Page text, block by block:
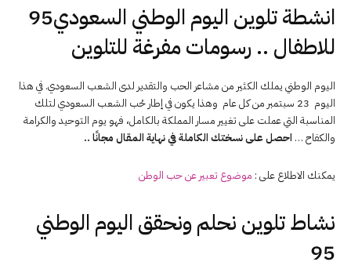
انشطة تلوين اليوم الوطني السعودي95
للاطفال .. رسومات مفرغة للتلوين
اليوم الوطني يملك الكثير من مشاعر الحب والتقدير لدى الشعب السعودي. في هذا
اليوم 23 سبتمبر من كل عام وهذا يكون في إطار حُب الشعب السعودي لتلك
المناسبة التي عملت على تغيير مسار المملكة بالكامل، فهو يوم التوحيد والكرامة
والكفاح … احصل على نسختك الكاملة في نهاية المقال مجانًا ..
يمكنك الاطلاع على : موضوع تعبير عن حب الوطن
نشاط تلوين نحلم ونحقق اليوم الوطني
95